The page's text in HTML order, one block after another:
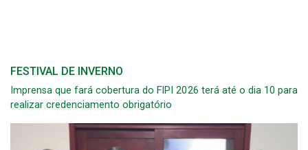
FESTIVAL DE INVERNO
Imprensa que fará cobertura do FIPI 2026 terá até o dia 10 para
realizar credenciamento obrigatório